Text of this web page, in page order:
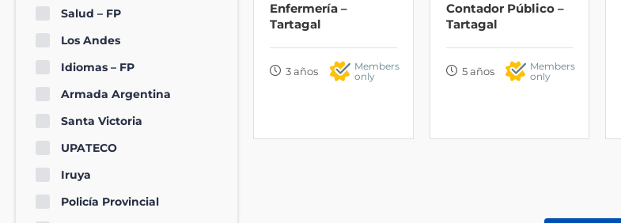
Salud – FP
Los Andes
Idiomas – FP
Armada Argentina
Santa Victoria
UPATECO
Iruya
Policía Provincial
Enfermería –
Tartagal
3 años
Members
only
Contador Público –
Tartagal
5 años
Members
only